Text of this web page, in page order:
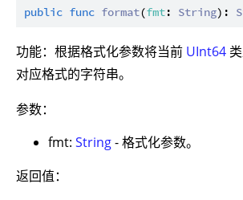
public func format(fmt: String):
功能：根据格式化参数将当前 UInt64
对应格式的字符串。
参数：
fmt: String- 格式化参数。
返回值：